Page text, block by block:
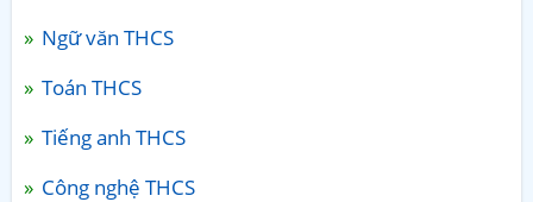
Ngữ văn THCS
Toán THCS
Tiếng anh THCS
Công nghệ THCS